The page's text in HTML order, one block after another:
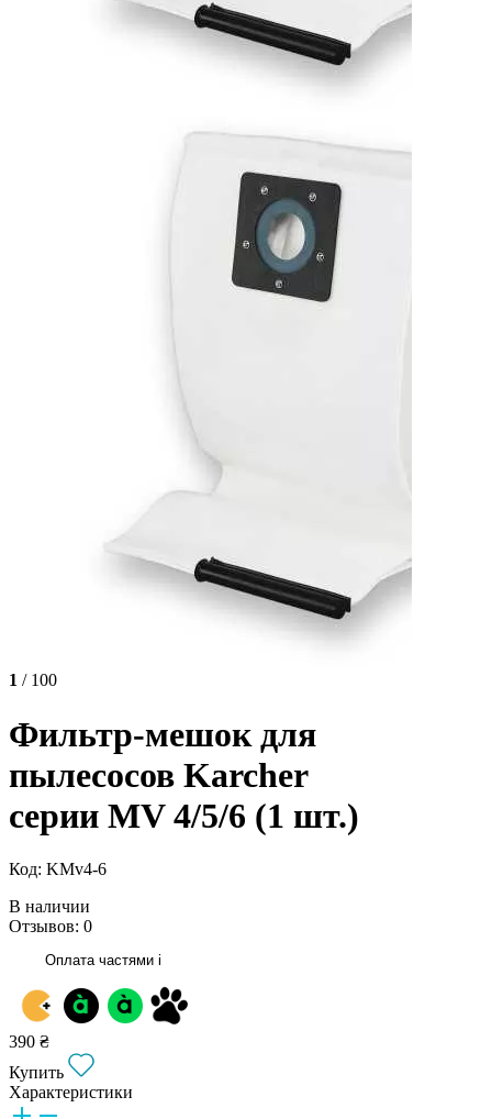
1 / 100
Фильтр-мешок для
пылесосов Karcher
серии MV 4/5/6 (1 шт.)
Код: KMv4-6
В наличии
Отзывов: 0
Оплата частями i
390 ₴
Купить
Характеристики